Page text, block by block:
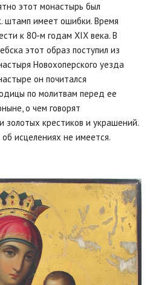
этот монастырь был
штамп имеет ошибки. Время
к 80-м годам XIX века. В
этот образ поступил из
Новохоперского уезда
он почитался
по молитвам перед ее
о чем говорят
золотых крестиков и украшений.
исцелениях не имеется.